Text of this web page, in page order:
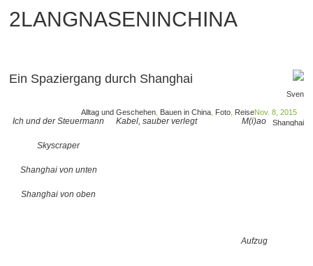
2LANGNASENINCHINA
Ein Spaziergang durch Shanghai
Sven
Nov. 8, 2015
Alltag und Geschehen, Bauen in China, Foto, Reise
Shanghai
Ich und der Steuermann Kabel, sauber verlegt M(i)ao
Skyscraper
Shanghai von unten
Shanghai von oben
Aufzug